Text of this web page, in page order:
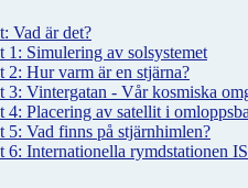
Vad är det?
1: Simulering av solsystemet
2: Hur varm är en stjärna?
3: Vintergatan - Vår kosmiska
4: Placering av satellit i
5: Vad finns på stjärnhimlen?
6: Internationella rymdstationen